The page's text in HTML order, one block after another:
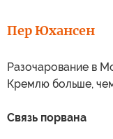
Пер Юхансен
Разочарование в
Кремлю больше,
Связь порвана